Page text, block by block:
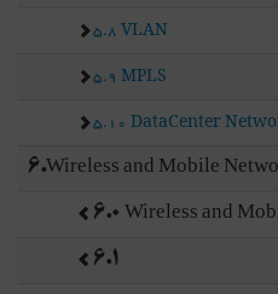
5.8 VLAN
5.9 MPLS
5.10 DataCenter
6.Wireless and Mobile
6.0 Wireless and
6.1